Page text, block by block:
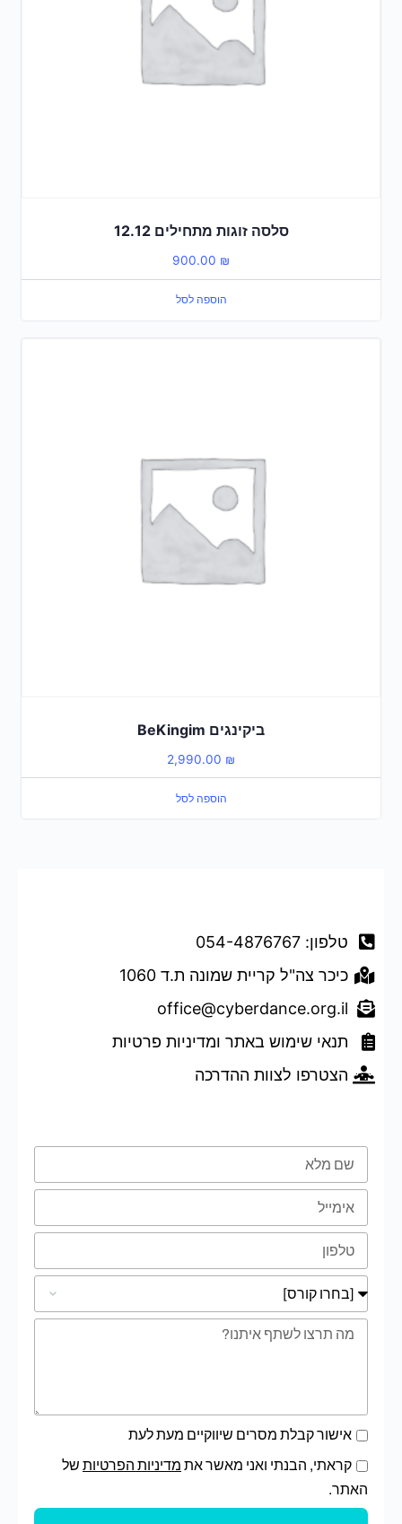
סלסה זוגות מתחילים 12.12
900.00 ₪
הוספה לסל
ביקינגים BeKingim
2,990.00 ₪
הוספה לסל
טלפון: 054-4876767
כיכר צה"ל קריית שמונה ת.ד 1060
office@cyberdance.org.il
תנאי שימוש באתר ומדיניות פרטיות
הצטרפו לצוות ההדרכה
אישור קבלת מסרים שיווקיים מעת לעת
קראתי, הבנתי ואני מאשר את מדיניות הפרטיות של
האתר.